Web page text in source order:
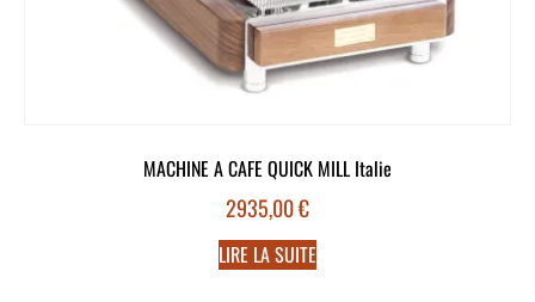
MACHINE A CAFE QUICK MILL Italie
2935,00€
LIRE LA SUITE